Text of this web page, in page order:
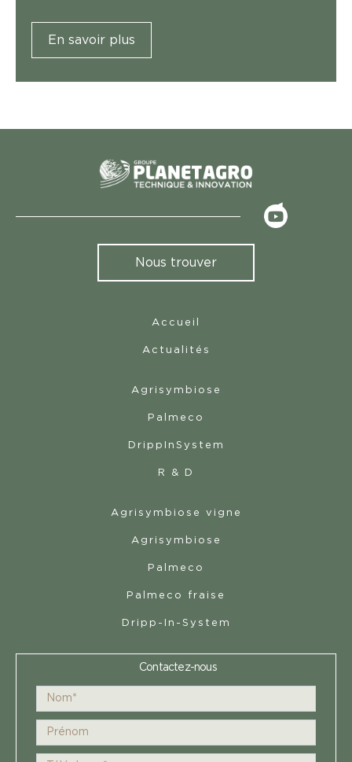
En savoir plus
<
Nous trouver
Accueil
Actualités
Agrisymbiose
Palmeco
DrippInSystem
R & D
Agrisymbiose vigne
Agrisymbiose
Palmeco
Palmeco fraise
Dripp-In-System
Contactez-nous